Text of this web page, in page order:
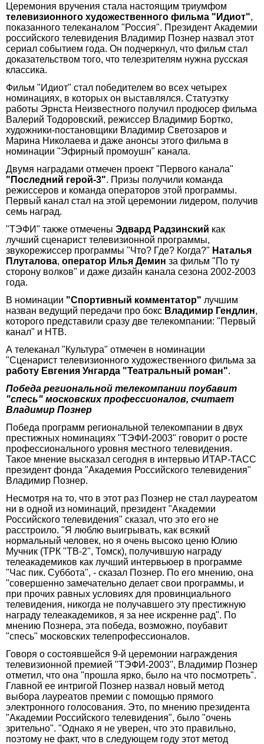
Церемония вручения стала настоящим триумфом
телевизионного художественного фильма "Идиот",
показанного телеканалом "Россия". Президент Академии
российского телевидения Владимир Познер назвал этот
сериал событием года. Он подчеркнул, что фильм стал
доказательством того, что телезрителям нужна русская
классика.
Фильм "Идиот" стал победителем во всех четырех
номинациях, в которых он выставлялся. Статуэтку
работы Эрнста Неизвестного получил продюсер фильма
Валерий Тодоровский, режиссер Владимир Бортко,
художники-постановщики Владимир Светозаров и
Марина Николаева и даже анонсы этого фильма в
номинации "Эфирный промоушн" канала.
Двумя наградами отмечен проект "Первого канала"
"Последний герой-3". Призы получили команда
режиссеров и команда операторов этой программы.
Первый канал стал на этой церемонии лидером, получив
семь наград.
"ТЭФИ" также отмечены Эдвард Радзинский как
лучший сценарист телевизионной программы,
звукорежиссер программы "Что? Где? Когда?" Наталья
Плуталова, оператор Илья Демин за фильм "По ту
сторону волков" и даже дизайн канала сезона 2002-2003
года.
В номинации "Спортивный комментатор" лучшим
назван ведущий передачи про бокс Владимир Гендлин,
которого представили сразу две телекомпании: "Первый
канал" и НТВ.
А телеканал "Культура" отмечен в номинации
"Сценарист телевизионного художественного фильма за
работу Евгения Унгарда "Театральный роман".
Победа региональной телекомпании поубавит
"спесь" московских профессионалов, считает
Владимир Познер
Победа программ региональной телекомпании в двух
престижных номинациях "ТЭФИ-2003" говорит о росте
профессионального уровня местного телевидения.
Такое мнение высказал сегодня в интервью ИТАР-ТАСС
президент фонда "Академия Российского телевидения"
Владимир Познер.
Несмотря на то, что в этот раз Познер не стал лауреатом
ни в одной из номинаций, президент "Академии
Российского телевидения" сказал, что это его не
расстроило. "Я люблю выигрывать, как всякий
нормальный человек, но я очень высоко ценю Юлию
Мучник (ТРК "ТВ-2", Томск), получившую награду
телеакадемиков как лучший интервьюер в программе
"Час пик. Суббота", - сказал Познер. По его мнению, она
"совершенно замечательно делает свои программы, и
при прочих равных условиях для провинциального
телевидения, никогда не получавшего эту престижную
награду телеакадемиков, я за нее искренне рад". По
мнению Познера, эта победа, возможно, поубавит
"спесь" московских телепрофессионалов.
Говоря о состоявшейся 9-й церемонии награждения
телевизионной премией "ТЭФИ-2003", Владимир Познер
отметил, что она "прошла ярко, было на что посмотреть".
Главной ее интригой Познер назвал новый метод
выбора лауреатов премии с помощью прямого
электронного голосования. Это, по мнению президента
"Академии Российского телевидения", было "очень
зрительно". "Однако я не уверен, что это правильно,
поэтому не факт, что в следующем году этот метод